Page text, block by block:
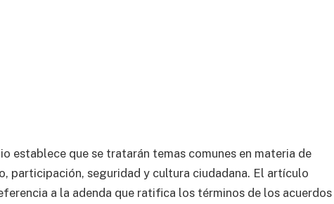
establece que se tratarán temas comunes en materia de
participación, seguridad y cultura ciudadana. El artículo
a la adenda que ratifica los términos de los acuerdos